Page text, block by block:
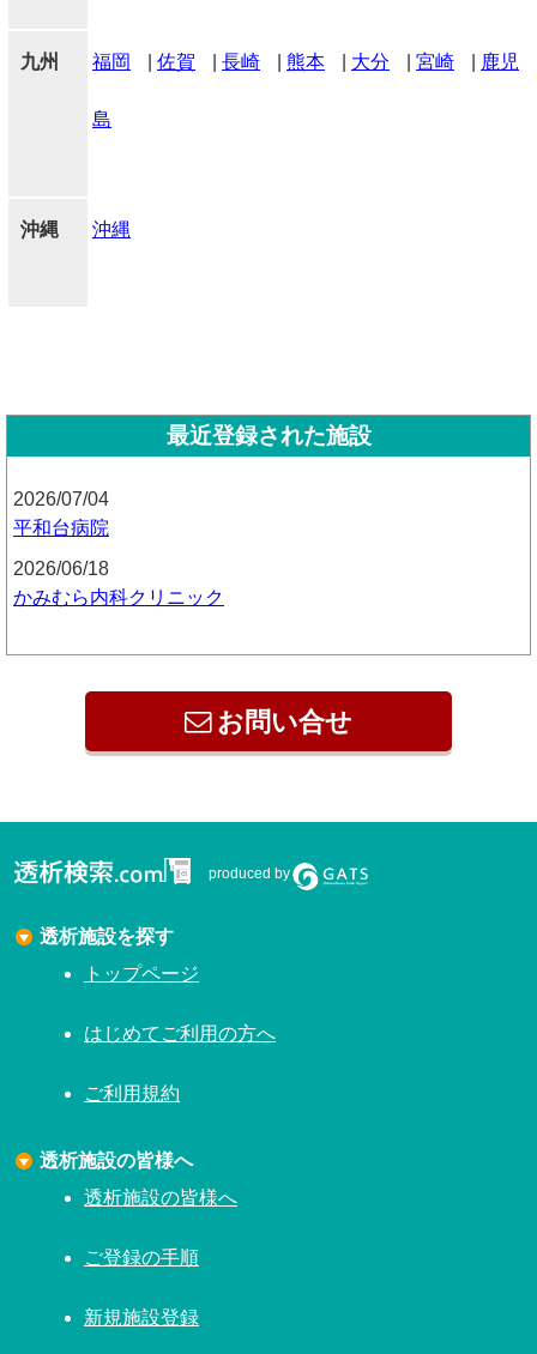
九州 福岡 佐賀 長崎 熊本 大分 宮崎 鹿児
島
沖縄 沖縄
最近登録された施設
2026/07/04
平和台病院
2026/06/18
かみむら内科クリニック
お問い合せ
produced by
透析施設を探す
トップページ
はじめてご利用の方へ
ご利用規約
透析施設の皆様へ
透析施設の皆様へ
ご登録の手順
新規施設登録